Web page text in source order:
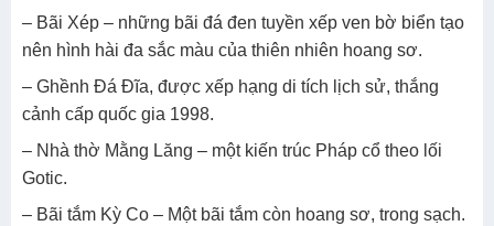
– Bãi Xép – những bãi đá đen tuyền xếp ven bờ biển tạo
nên hình hài đa sắc màu của thiên nhiên hoang sơ.
– Ghềnh Đá Đĩa, được xếp hạng di tích lịch sử, thắng
cảnh cấp quốc gia 1998.
– Nhà thờ Mằng Lăng – một kiến trúc Pháp cổ theo lối
Gotic.
– Bãi tắm Kỳ Co – Một bãi tắm còn hoang sơ, trong sạch.